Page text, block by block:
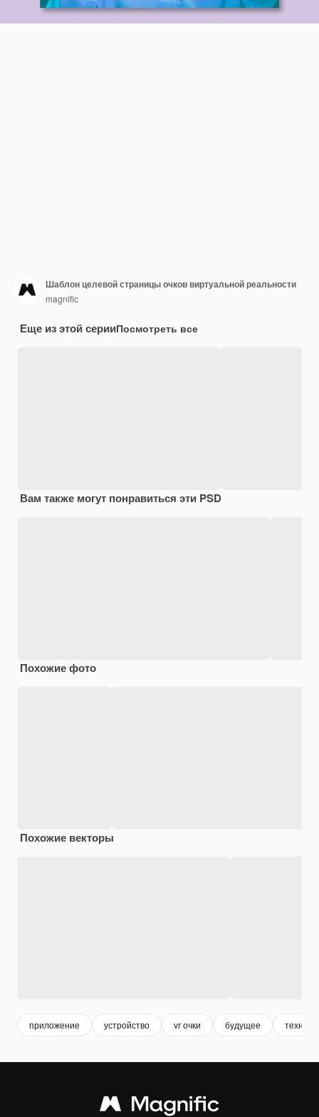
Шаблон целевой страницы очков виртуальной реальности
magnific
Еще из этой серииПосмотреть все
Вам также могут понравиться эти PSD
Похожие фото
Похожие векторы
приложение устройство vr очки будущее